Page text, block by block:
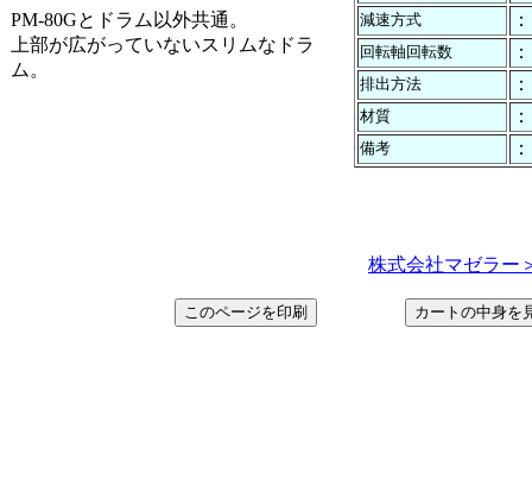
PM-80Gとドラム以外共通。
上部が広がっていないスリムなドラ
ム。
減速方式 ：
回転軸回転数 ：
排出方法 ：
材質 ：
備考 ：
株式会社マゼラー